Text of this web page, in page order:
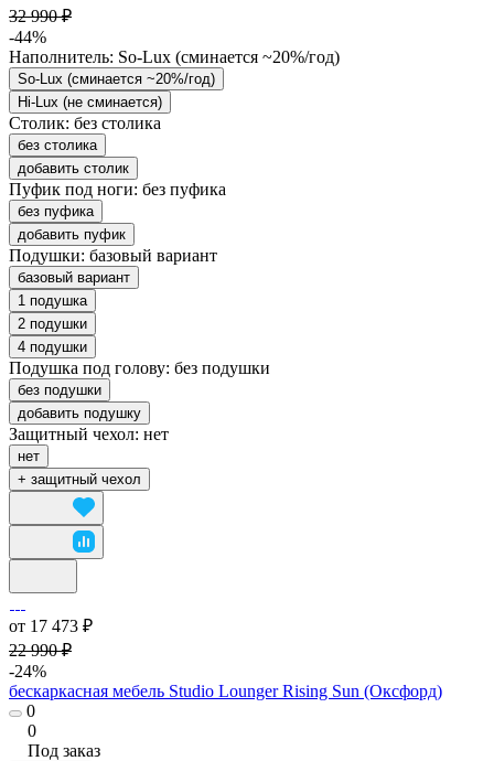
32 990 ₽
-44%
Наполнитель: So-Lux (cминается ~20%/год)
So-Lux (cминается ~20%/год)
Hi-Lux (не сминается)
Столик: без столика
без столика
добавить столик
Пуфик под ноги: без пуфика
без пуфика
добавить пуфик
Подушки: базовый вариант
базовый вариант
1 подушка
2 подушки
4 подушки
Подушка под голову: без подушки
без подушки
добавить подушку
Защитный чехол: нет
нет
+ защитный чехол
от 17 473 ₽
22 990 ₽
-24%
бескаркасная мебель Studio Lounger Rising Sun (Оксфорд)
0
0
Под заказ